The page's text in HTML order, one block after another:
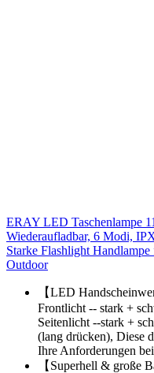
ERAY LED Taschenlampe
Wiederaufladbar, 6 Modi,
Starke Flashlight
Outdoor
【LED
Frontlicht -- stark +
Seitenlicht --stark +
(lang drücken), Diese
Ihre Anforderungen
【Superhell & große